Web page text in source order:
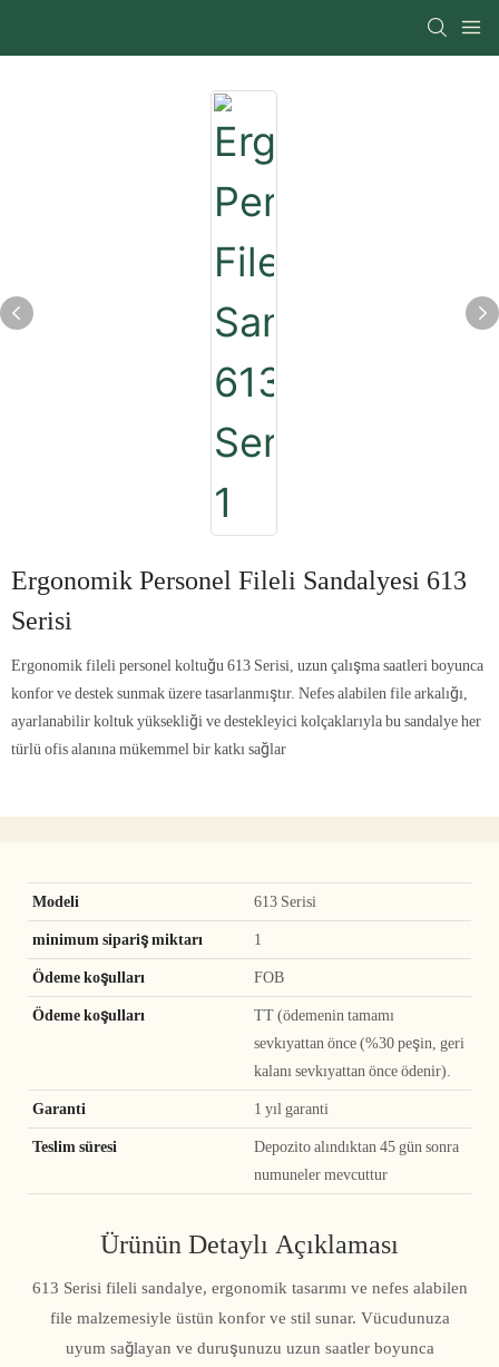
Ergonomik Personel Fileli Sandalyesi 613
Serisi
Ergonomik fileli personel koltuğu 613 Serisi, uzun çalışma saatleri boyunca
konfor ve destek sunmak üzere tasarlanmıştır. Nefes alabilen file arkalığı,
ayarlanabilir koltuk yüksekliği ve destekleyici kolçaklarıyla bu sandalye her
türlü ofis alanına mükemmel bir katkı sağlar
Modeli 613 Serisi
minimum sipariş miktarı 1
Ödeme koşulları FOB
Ödeme koşulları
TT (ödemenin tamamı
sevkıyattan önce (%30 peşin, geri
kalanı sevkıyattan önce ödenir).
Garanti 1 yıl garanti
Teslim süresi
Depozito alındıktan 45 gün sonra
numuneler mevcuttur
Ürünün Detaylı Açıklaması
613 Serisi fileli sandalye, ergonomik tasarımı ve nefes alabilen
file malzemesiyle üstün konfor ve stil sunar. Vücudunuza
uyum sağlayan ve duruşunuzu uzun saatler boyunca